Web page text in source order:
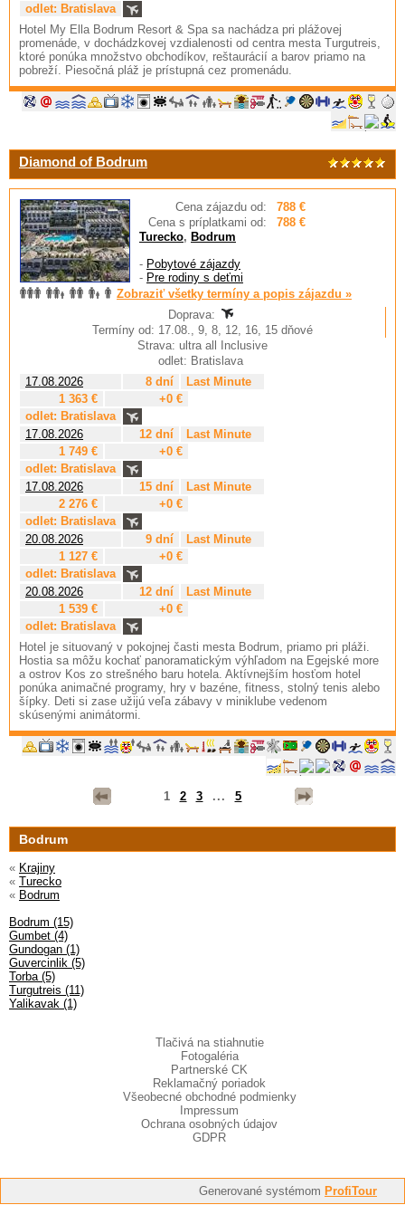
odlet: Bratislava
Hotel My Ella Bodrum Resort & Spa sa nachádza pri plážovej
promenáde, v dochádzkovej vzdialenosti od centra mesta Turgutreis,
ktoré ponúka množstvo obchodíkov, reštaurácií a barov priamo na
pobreží. Piesočná pláž je prístupná cez promenádu.
Diamond of Bodrum
Cena zájazdu od:
788 €
Cena s príplatkami od:
788 €
Turecko, Bodrum
- Pobytové zájazdy
- Pre rodiny s deťmi
Zobraziť všetky termíny a popis zájazdu »
Doprava:
Termíny od: 17.08., 9, 8, 12, 16, 15 dňové
Strava: ultra all Inclusive
odlet: Bratislava
17.08.2026
8 dní
Last Minute
1 363 €
+0 €
odlet: Bratislava
17.08.2026
12 dní
Last Minute
1 749 €
+0 €
odlet: Bratislava
17.08.2026
15 dní
Last Minute
2 276 €
+0 €
odlet: Bratislava
20.08.2026
9 dní
Last Minute
1 127 €
+0 €
odlet: Bratislava
20.08.2026
12 dní
Last Minute
1 539 €
+0 €
odlet: Bratislava
Hotel je situovaný v pokojnej časti mesta Bodrum, priamo pri pláži.
Hostia sa môžu kochať panoramatickým výhľadom na Egejské more
a ostrov Kos zo strešného baru hotela. Aktívnejším hosťom hotel
ponúka animačné programy, hry v bazéne, fitness, stolný tenis alebo
šípky. Deti si zase užijú veľa zábavy v miniklube vedenom
skúsenými animátormi.
1 2 3 ... 5
Bodrum
« Krajiny
« Turecko
« Bodrum
Bodrum (15)
Gumbet (4)
Gundogan (1)
Guvercinlik (5)
Torba (5)
Turgutreis (11)
Yalikavak (1)
Tlačivá na stiahnutie
Fotogaléria
Partnerské CK
Reklamačný poriadok
Všeobecné obchodné podmienky
Impressum
Ochrana osobných údajov
GDPR
Generované systémom ProfiTour